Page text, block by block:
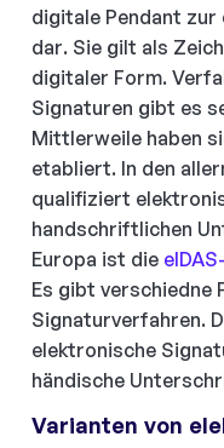
digitale Pendant
dar. Sie gilt als
digitaler Form.
Signaturen gibt es
Mittlerweile haben
etabliert. In den
qualifiziert
handschriftlichen
Europa ist die
Es gibt verschiedne
Signaturverfahren.
elektronische
händische
Varianten von